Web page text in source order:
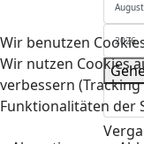
Wir benutzen
Wir nutzen Cookies
verbessern
Funktionalitäten der